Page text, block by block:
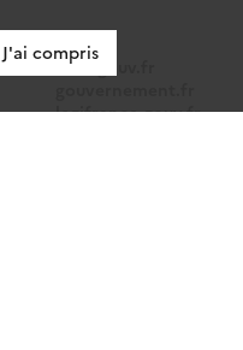
data.gouv.fr
legifrance.gouv.fr
J'ai compris